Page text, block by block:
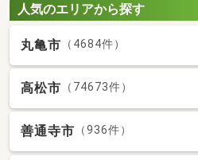
人気のエリアから探す
丸亀市 （4684件）
高松市 （74673件）
善通寺市 （936件）